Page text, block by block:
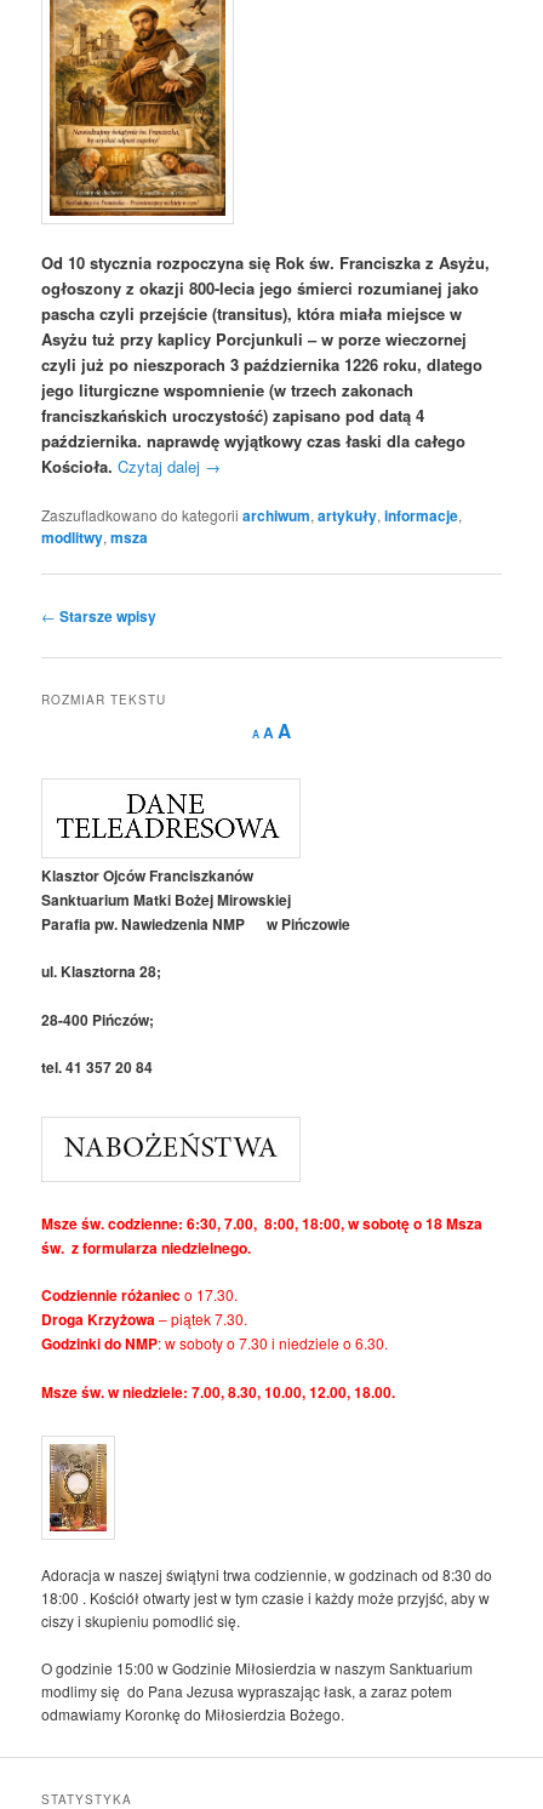
Od 10 stycznia rozpoczyna się Rok św. Franciszka z Asyżu,
ogłoszony z okazji 800-lecia jego śmierci rozumianej jako
pascha czyli przejście (transitus), która miała miejsce w
Asyżu tuż przy kaplicy Porcjunkuli – w porze wieczornej
czyli już po nieszporach 3 października 1226 roku, dlatego
jego liturgiczne wspomnienie (w trzech zakonach
franciszkańskich uroczystość) zapisano pod datą 4
października. naprawdę wyjątkowy czas łaski dla całego
Kościoła. Czytaj dalej →
Zaszufladkowano do kategorii archiwum,artykuły,informacje,
modlitwy,msza
Nawigacja
← Starsze wpisy
ROZMIAR TEKSTU
A
Decrease
font
A Reset
AIncrease
Klasztor Ojców Franciszkanów
Sanktuarium Matki Bożej Mirowskiej
Parafia pw. Nawiedzenia NMP w Pińczowie
ul. Klasztorna 28;
28-400 Pińczów;
tel. 41 357 20 84
Msze św. codzienne: 6:30, 7.00, 8:00, 18:00, w sobotę o 18 Msza
św. z formularza niedzielnego.
Codziennie różanieco 17.30.
Droga Krzyżowa– piątek 7.30.
Godzinki do NMP: w soboty o 7.30 i niedziele o 6.30.
Msze św. w niedziele: 7.00, 8.30, 10.00, 12.00, 18.00.
Adoracja w naszej świątyni trwa codziennie, w godzinach od 8:30 do
18:00 . Kościół otwarty jest w tym czasie i każdy może przyjść, aby w
ciszy i skupieniu pomodlić się.
O godzinie 15:00 w Godzinie Miłosierdzia w naszym Sanktuarium
modlimy się do Pana Jezusa wypraszając łask, a zaraz potem
odmawiamy Koronkę do Miłosierdzia Bożego.
STATYSTYKA